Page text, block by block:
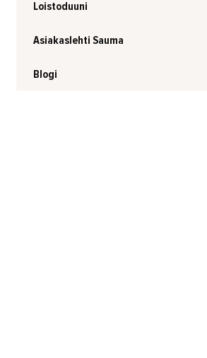
Loistoduuni
Asiakaslehti Sauma
Blogi